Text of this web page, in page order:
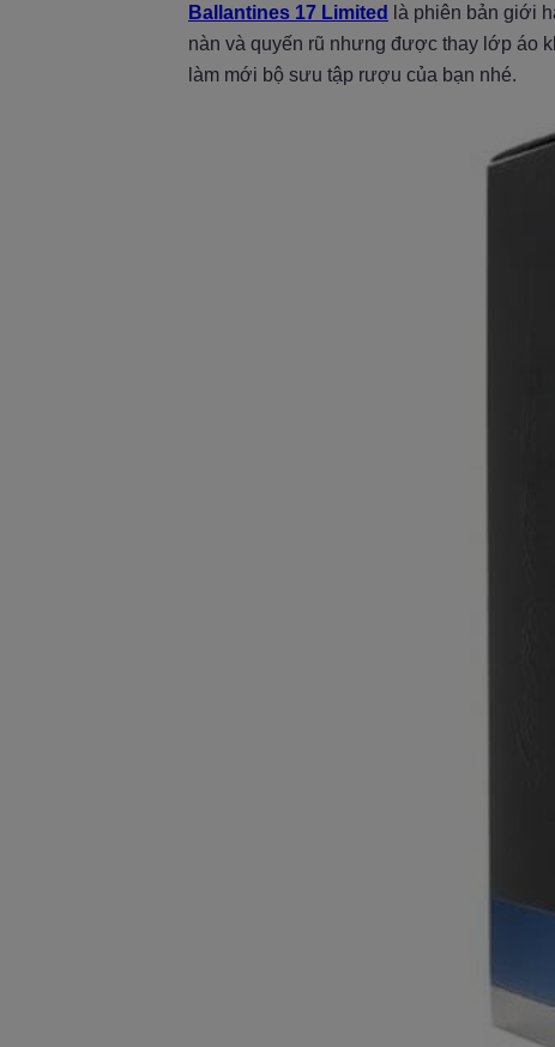
Ballantines 17 Limited
là phiên bản giới
nàn và quyến rũ nhưng được thay lớp áo
làm mới bộ sưu tập rượu của bạn nhé.